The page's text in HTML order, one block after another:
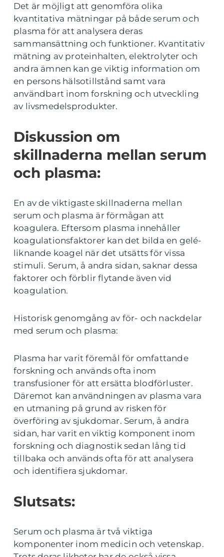
Det är möjligt att genomföra olika
kvantitativa mätningar på både serum och
plasma för att analysera deras
sammansättning och funktioner. Kvantitativ
mätning av proteinhalten, elektrolyter och
andra ämnen kan ge viktig information om
en persons hälsotillstånd samt vara
användbart inom forskning och utveckling
av livsmedelsprodukter.
Diskussion om
skillnaderna mellan serum
och plasma:
En av de viktigaste skillnaderna mellan
serum och plasma är förmågan att
koagulera. Eftersom plasma innehåller
koagulationsfaktorer kan det bilda en gelé-
liknande koagel när det utsätts för vissa
stimuli. Serum, å andra sidan, saknar dessa
faktorer och förblir flytande även vid
koagulation.
Historisk genomgång av för- och nackdelar
med serum och plasma:
Plasma har varit föremål för omfattande
forskning och används ofta inom
transfusioner för att ersätta blodförluster.
Däremot kan användningen av plasma vara
en utmaning på grund av risken för
överföring av sjukdomar. Serum, å andra
sidan, har varit en viktig komponent inom
forskning och diagnostik sedan lång tid
tillbaka och används ofta för att analysera
och identifiera sjukdomar.
Slutsats:
Serum och plasma är två viktiga
komponenter inom medicin och vetenskap.